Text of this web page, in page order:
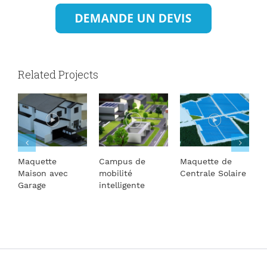
Related Projects
Maquette
Maison avec
Garage
Campus de
mobilité
intelligente
Maquette de
Centrale Solaire